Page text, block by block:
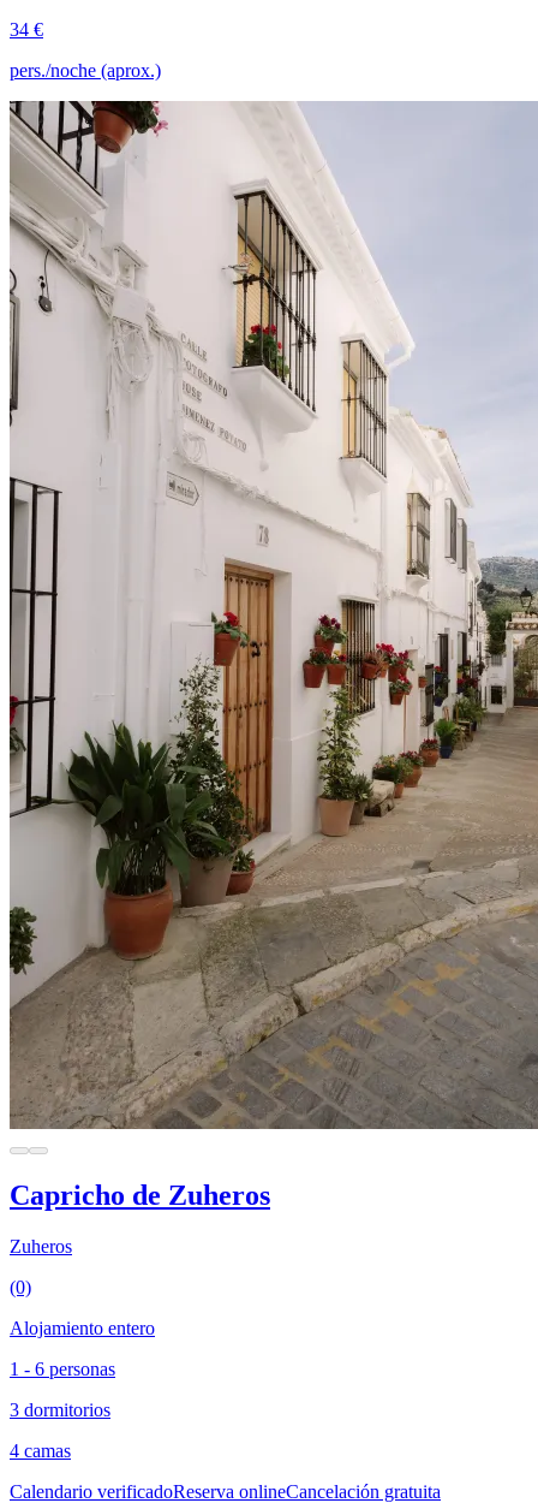
34 €
pers./noche (aprox.)
Capricho de Zuheros
Zuheros
(0)
Alojamiento entero
1 - 6 personas
3 dormitorios
4 camas
Calendario verificadoReserva onlineCancelación gratuita